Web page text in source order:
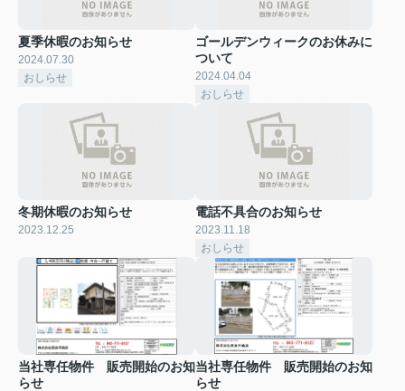
夏季休暇のお知らせ
2024.07.30
おしらせ
ゴールデンウィークのお休みに
ついて
2024.04.04
おしらせ
冬期休暇のお知らせ
2023.12.25
電話不具合のお知らせ
2023.11.18
おしらせ
当社専任物件 販売開始のお知
らせ
当社専任物件 販売開始のお知
らせ